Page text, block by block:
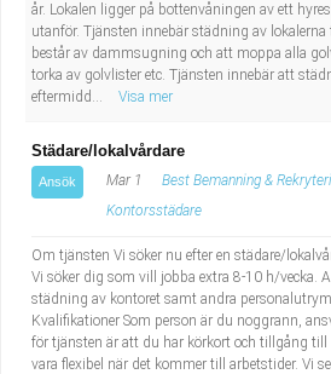
år. Lokalen ligger på bottenvåningen av ett
utanför. Tjänsten innebär städning av lokalerna
består av dammsugning och att moppa alla
torka av golvlister etc. Tjänsten innebär att
eftermidd...
Visa mer
Städare/lokalvårdare
Ansök Mar 1
Best Bemanning &
Kontorsstädare
Om tjänsten Vi söker nu efter en städare/
Vi söker dig som vill jobba extra 8-10 h/vecka.
städning av kontoret samt andra
Kvalifikationer Som person är du noggrann,
för tjänsten är att du har körkort och tillgång
vara flexibel när det kommer till arbetstider. Vi